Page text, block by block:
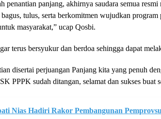
penantian panjang, akhirnya saudara semua
tulus, serta berkomitmen wujudkan
masyarakat,” ucap Qosbi.
terus bersyukur dan berdoa sehingga dapat
disertai perjuangan Panjang kita yang penuh
PPPK sudah ditangan, selamat dan sukses buat
Nias Hadiri Rakor Pembangunan Pemprovsu